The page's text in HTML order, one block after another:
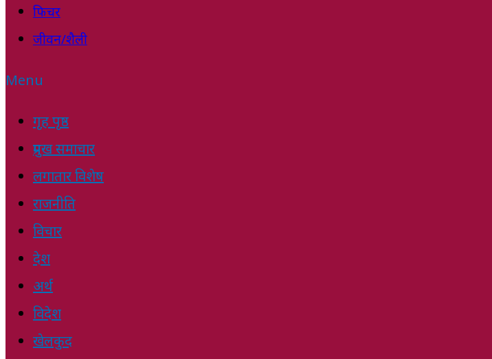
फिचर
जीवन/शैली
Menu
गृह पृष्ठ
प्रमुख समाचार
लगातार विशेष
राजनीति
विचार
देश
अर्थ
विदेश
खेलकुद